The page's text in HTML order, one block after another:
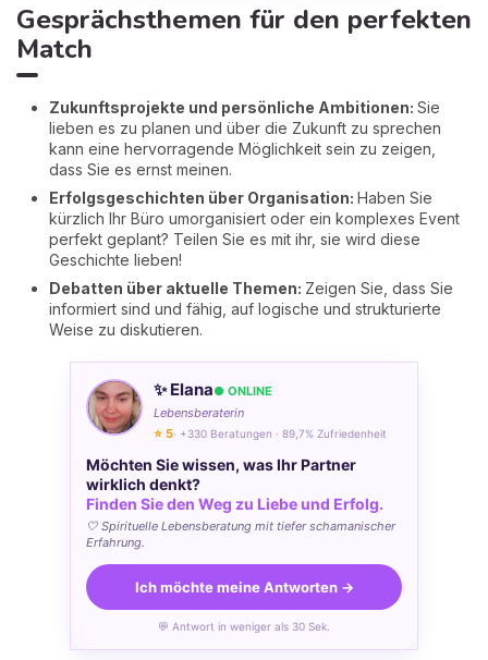
Gesprächsthemen für den perfekten
Match
Zukunftsprojekte und persönliche Ambitionen: Sie
lieben es zu planen und über die Zukunft zu sprechen
kann eine hervorragende Möglichkeit sein zu zeigen,
dass Sie es ernst meinen.
Erfolgsgeschichten über Organisation: Haben Sie
kürzlich Ihr Büro umorganisiert oder ein komplexes Event
perfekt geplant? Teilen Sie es mit ihr, sie wird diese
Geschichte lieben!
Debatten über aktuelle Themen: Zeigen Sie, dass Sie
informiert sind und fähig, auf logische und strukturierte
Weise zu diskutieren.
✨ Elana● ONLINE
Lebensberaterin
⭐ 5· +330 Beratungen · 89,7% Zufriedenheit
Möchten Sie wissen, was Ihr Partner
wirklich denkt?
Finden Sie den Weg zu Liebe und Erfolg.
🤍 Spirituelle Lebensberatung mit tiefer schamanischer
Erfahrung.
Ich möchte meine Antworten →
💬 Antwort in weniger als 30 Sek.